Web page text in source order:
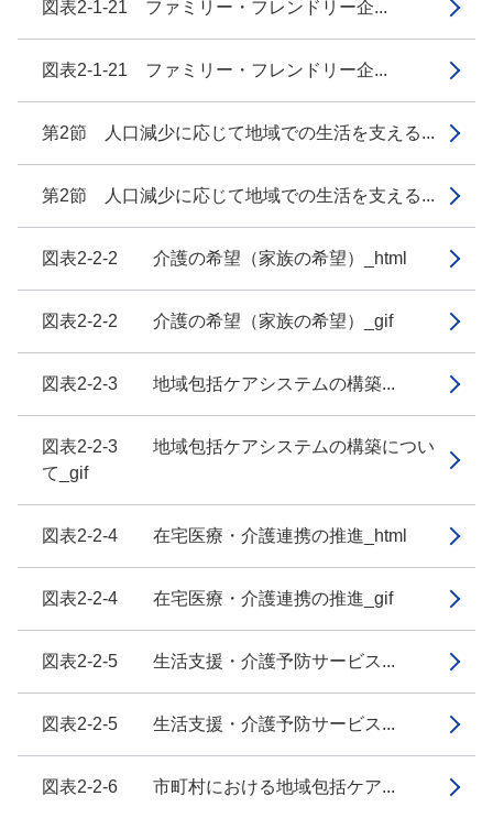
図表2-1-21 ファミリー・フレンドリー企...
図表2-1-21 ファミリー・フレンドリー企...
第2節 人口減少に応じて地域での生活を支える...
第2節 人口減少に応じて地域での生活を支える...
図表2-2-2 介護の希望（家族の希望）_html
図表2-2-2 介護の希望（家族の希望）_gif
図表2-2-3 地域包括ケアシステムの構築...
図表2-2-3 地域包括ケアシステムの構築につい
て_gif
図表2-2-4 在宅医療・介護連携の推進_html
図表2-2-4 在宅医療・介護連携の推進_gif
図表2-2-5 生活支援・介護予防サービス...
図表2-2-5 生活支援・介護予防サービス...
図表2-2-6 市町村における地域包括ケア...